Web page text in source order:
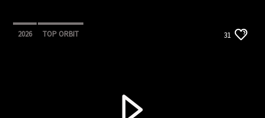
2026 TOP ORBIT 31